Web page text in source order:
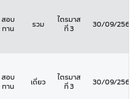
สอบ
ทาน
รวม
ไตรมาส
ที่ 3
30/09/2566
สอบ
ทาน
เดี่ยว
ไตรมาส
ที่ 3
30/09/2566